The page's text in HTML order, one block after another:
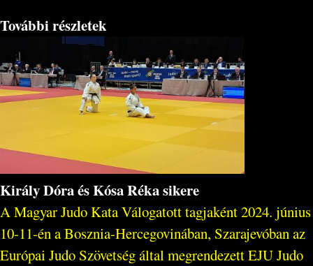
További részletek
Király Dóra és Kósa Réka sikere
A Magyar Judo Kata Válogatott tagjaként 2024. június
10-11-én a Bosznia-Hercegovinában, Szarajevóban az
Európai Judo Szövetség által megrendezett EJU Judo